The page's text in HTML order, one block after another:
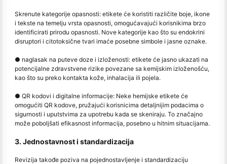
Skrenute kategorije opasnosti: etikete će koristiti različite boje, ikone
i tekste na temelju vrsta opasnosti, omogućavajući korisnikima brzo
identificirati prirodu opasnosti. Nove kategorije kao što su endokrini
disruptori i citotoksične tvari imaće posebne simbole i jasne oznake.
● naglasak na puteve doze i izloženosti: etikete će jasno ukazati na
potencijalne zdravstvene rizike povezane sa kemijskim izloženošću,
kao što su preko kontakta kože, inhalacija ili pojela.
● QR kodovi i digitalne informacije: Neke hemijske etikete će
omogućiti QR kodove, pružajući korisnicima detaljnijim podacima o
sigurnosti i uputstvima za upotrebu kada se skeniraju. To značajno
može poboljšati efikasnost informacija, posebno u hitnim situacijama.
3. Jednostavnost i standardizacija
Revizija takođe poziva na pojednostavljenje i standardizaciju